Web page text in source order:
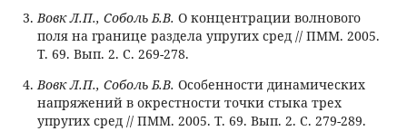
Вовк Л.П., Соболь Б.В. О концентрации волнового
поля на границе раздела упругих сред // ПММ. 2005.
Т. 69. Вып. 2. С. 269-278.
Вовк Л.П., Соболь Б.В. Особенности динамических
напряжений в окрестности точки стыка трех
упругих сред // ПММ. 2005. Т. 69. Вып. 2. С. 279-289.